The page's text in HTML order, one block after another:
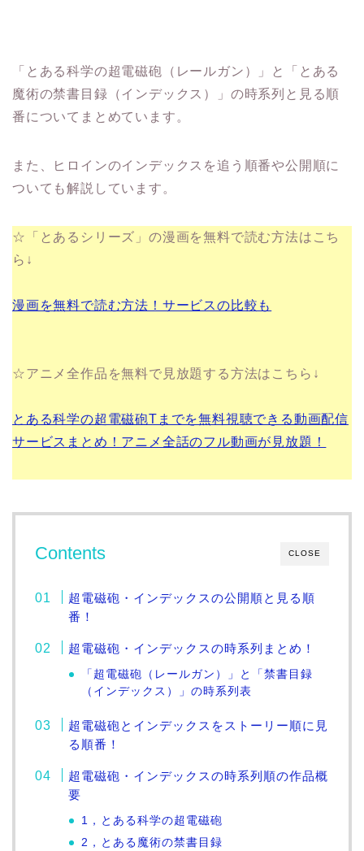
「とある科学の超電磁砲（レールガン）」と「とある
魔術の禁書目録（インデックス）」の時系列と見る順
番についてまとめています。
また、ヒロインのインデックスを追う順番や公開順に
ついても解説しています。
☆「とあるシリーズ」の漫画を無料で読む方法はこち
ら↓
漫画を無料で読む方法！サービスの比較も
☆アニメ全作品を無料で見放題する方法はこちら↓
とある科学の超電磁砲Tまでを無料視聴できる動画配信
サービスまとめ！アニメ全話のフル動画が見放題！
CLOSE
Contents
超電磁砲・インデックスの公開順と見る順
番！
超電磁砲・インデックスの時系列まとめ！
「超電磁砲（レールガン）」と「禁書目録
（インデックス）」の時系列表
超電磁砲とインデックスをストーリー順に見
る順番！
超電磁砲・インデックスの時系列順の作品概
要
1，とある科学の超電磁砲
2，とある魔術の禁書目録